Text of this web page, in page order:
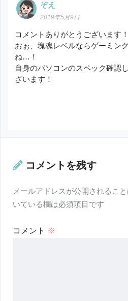
ぞえ
2019年5月9日
コメントありがとうございます！
おぉ、塊魂レベルならゲーミン
ね…！
自身のパソコンのスペック確認
ざいます！
コメントを残す
メールアドレスが公開されること
いている欄は必須項目です
コメント ※